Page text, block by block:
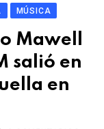
MÚSICA
Mawell
salió en
en